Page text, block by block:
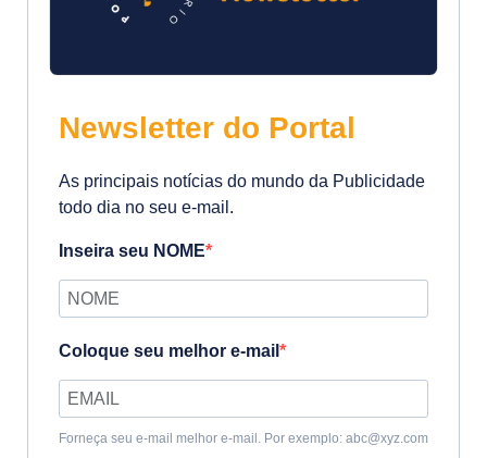
Newsletter do Portal
As principais notícias do mundo da Publicidade
todo dia no seu e-mail.
Inseira seu NOME
Coloque seu melhor e-mail
Forneça seu e-mail melhor e-mail. Por exemplo: abc@xyz.com